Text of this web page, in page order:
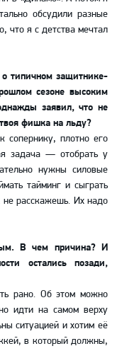
обсудили разные
что я с детства мечтал
типичном защитнике-
сезоне высоким
заявил, что не
фишка на льду?
сопернику, плотно его
задача— отобрать у
нужны силовые
тайминг и сыграть
расскажешь. Их надо
В чем причина? И
остались позади,
рано. Об этом можно
идти на самом верху
ситуацией и хотим её
в который должны,